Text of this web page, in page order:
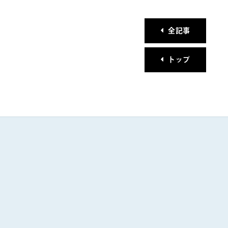
全記事
トップ